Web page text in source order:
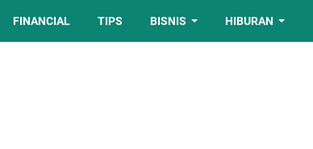
FINANCIAL TIPS BISNIS HIBURAN